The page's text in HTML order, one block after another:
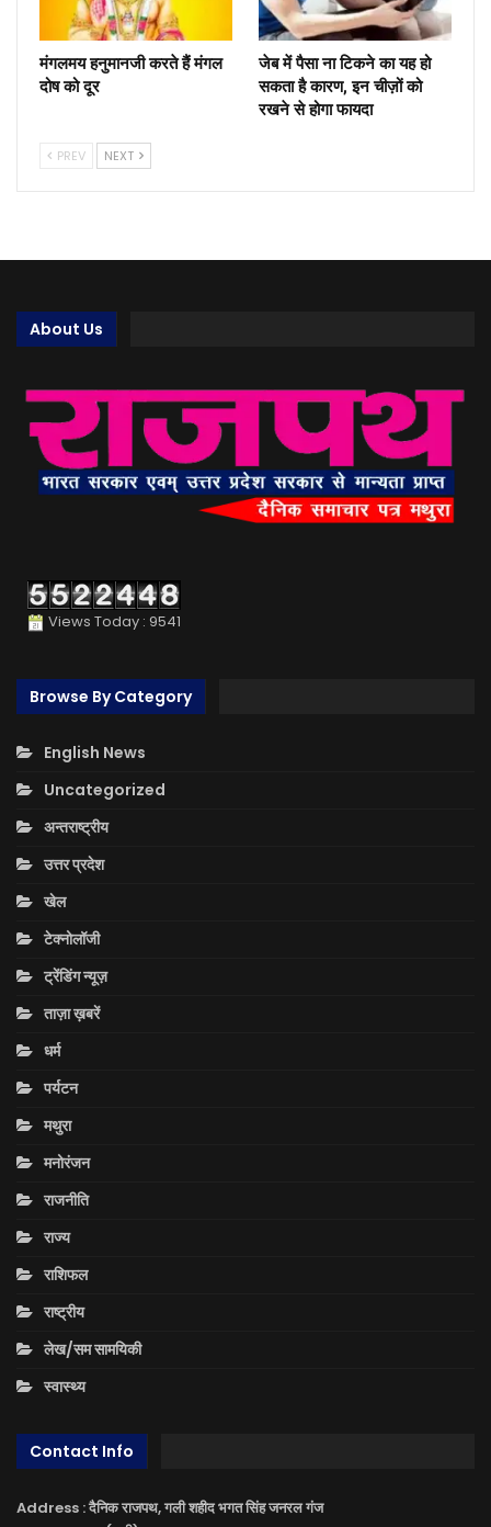
मंगलमय हनुमानजी करते हैं मंगल
दोष को दूर
जेब में पैसा ना टिकने का यह हो
सकता है कारण, इन चीज़ों को
रखने से होगा फायदा
PREV NEXT
About Us
Views Today : 9541
Browse By Category
English News
Uncategorized
अन्तराष्ट्रीय
उत्तर प्रदेश
खेल
टेक्नोलॉजी
ट्रेंडिंग न्यूज़
ताज़ा ख़बरें
धर्म
पर्यटन
मथुरा
मनोरंजन
राजनीति
राज्य
राशिफल
राष्ट्रीय
लेख/सम सामयिकी
स्वास्थ्य
Contact Info
Address : दैनिक राजपथ, गली शहीद भगत सिंह जनरल गंज